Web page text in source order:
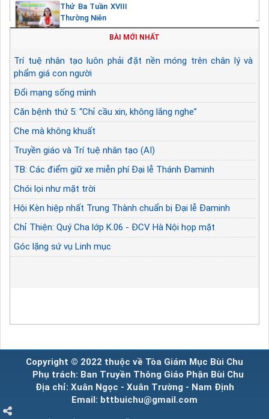
Thứ Ba Tuần XVIII
Thường Niên
BÀI MỚI NHẤT
Trí tuệ nhân tạo luôn phải đặt nền móng trên chân lý và
phẩm giá con người
Đổi mạng sống mình
Căn bệnh thứ 5: “Chỉ cầu xin, không lắng nghe”
Che mà không khuất
Truyền giáo và Trí tuệ nhân tạo (AI)
TB: Các điểm giữ xe miễn phí Đại lễ Thánh Đaminh
Chói lọi như mặt trời
Hội Kèn hiệp nhất Trung Thành chuẩn bị Đại lễ Đaminh
Chỉ Thiện: Quý Cha lớp K.06 - ĐCV Hà Nội họp mặt
Góc lặng sứ vụ Linh mục
Copyright © 2022 thuộc về Tòa Giám Mục Bùi Chu
Phụ trách: Ban Truyền Thông Giáo Phận Bùi Chu
Địa chỉ: Xuân Ngọc - Xuân Trường - Nam Định
Email: bttbuichu@gmail.com